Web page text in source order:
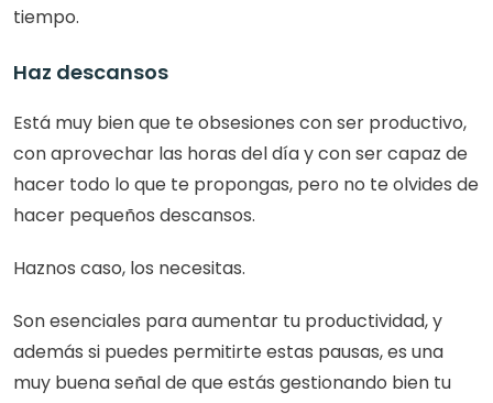
tiempo.
Haz descansos
Está muy bien que te obsesiones con ser productivo,
con aprovechar las horas del día y con ser capaz de
hacer todo lo que te propongas, pero no te olvides de
hacer pequeños descansos.
Haznos caso, los necesitas.
Son esenciales para aumentar tu productividad, y
además si puedes permitirte estas pausas, es una
muy buena señal de que estás gestionando bien tu